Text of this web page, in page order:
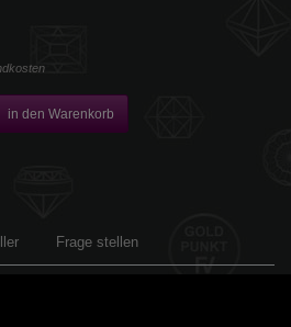
in den Warenkorb
Frage stellen